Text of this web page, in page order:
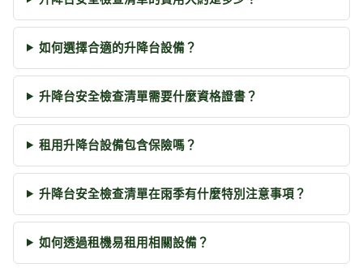
如何選擇合適的升降台設備？
升降台安全檢查清單需要什麼資格證書？
租用升降台設備包含保險嗎？
升降台安全檢查清單在雨季有什麼特別注意事項？
如何透過租機易租用相關設備？